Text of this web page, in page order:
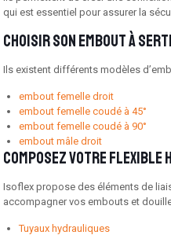
qui est essentiel pour assurer la
Choisir son embout à
Ils existent différents modèles
embout femelle droit
embout femelle coudé à 45°
embout femelle coudé à 90°
embout mâle droit
Composez votre flexible
Isoflex propose des éléments de
accompagner vos embouts et
Tuyaux hydrauliques